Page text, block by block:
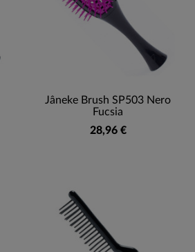
Jâneke Brush SP503 Nero
Fucsia
28,96 €